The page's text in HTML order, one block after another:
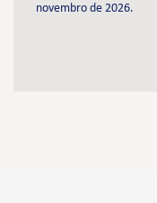
novembro de 2026.